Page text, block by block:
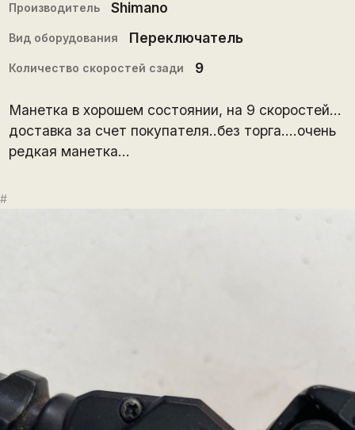
Производитель Shimano
Вид оборудования Переключатель
Количество скоростей сзади 9
Манетка в хорошем состоянии, на 9 скоростей…
доставка за счет покупателя..без торга….очень
редкая манетка…
#